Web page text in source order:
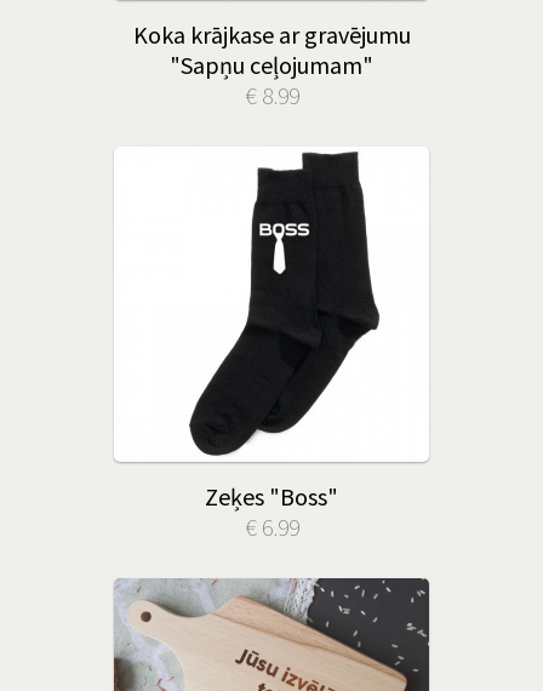
Koka krājkase ar gravējumu
"Sapņu ceļojumam"
€ 8.99
Zeķes "Boss"
€ 6.99